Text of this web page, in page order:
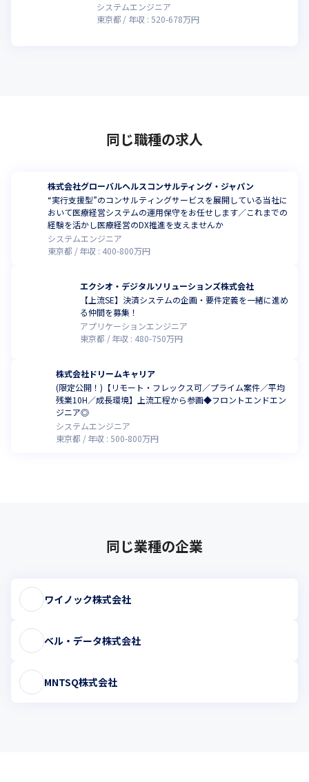
システムエンジニア
東京都
年収 : 520-678万円
同じ職種の求人
株式会社グローバルヘルスコンサルティング・ジャパン
“実行支援型”のコンサルティングサービスを展開している当社に
おいて医療経営システムの運用保守をお任せします／これまでの
経験を活かし医療経営のDX推進を支えませんか
システムエンジニア
東京都
年収 : 400-800万円
エクシオ・デジタルソリューションズ株式会社
【上流SE】決済システムの企画・要件定義を一緒に進め
る仲間を募集！
アプリケーションエンジニア
東京都
年収 : 480-750万円
株式会社ドリームキャリア
(限定公開！)【リモート・フレックス可／プライム案件／平均
残業10H／成長環境】上流工程から参画◆フロントエンドエン
ジニア◎
システムエンジニア
東京都
年収 : 500-800万円
同じ業種の企業
ワイノック株式会社
ベル・データ株式会社
MNTSQ株式会社